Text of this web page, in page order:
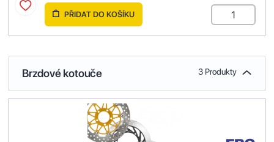
PŘIDAT DO KOŠÍKU
Brzdové kotouče 3 Produkty